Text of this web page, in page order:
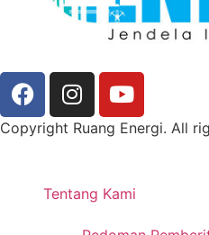
Copyright Ruang Energi. All
Tentang Kami